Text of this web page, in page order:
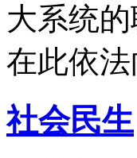
大系统
在此依
社会民生